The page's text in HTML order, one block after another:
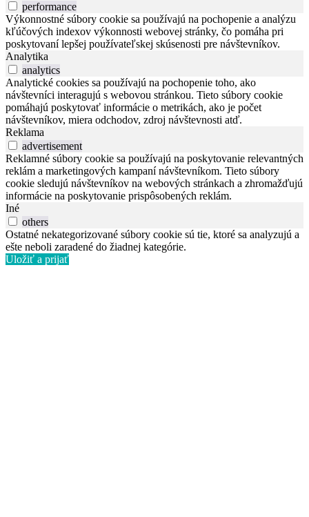
performance
Výkonnostné súbory cookie sa používajú na pochopenie a analýzu
kľúčových indexov výkonnosti webovej stránky, čo pomáha pri
poskytovaní lepšej používateľskej skúsenosti pre návštevníkov.
Analytika
analytics
Analytické cookies sa používajú na pochopenie toho, ako
návštevníci interagujú s webovou stránkou. Tieto súbory cookie
pomáhajú poskytovať informácie o metrikách, ako je počet
návštevníkov, miera odchodov, zdroj návštevnosti atď.
Reklama
advertisement
Reklamné súbory cookie sa používajú na poskytovanie relevantných
reklám a marketingových kampaní návštevníkom. Tieto súbory
cookie sledujú návštevníkov na webových stránkach a zhromažďujú
informácie na poskytovanie prispôsobených reklám.
Iné
others
Ostatné nekategorizované súbory cookie sú tie, ktoré sa analyzujú a
ešte neboli zaradené do žiadnej kategórie.
Uložiť a prijať